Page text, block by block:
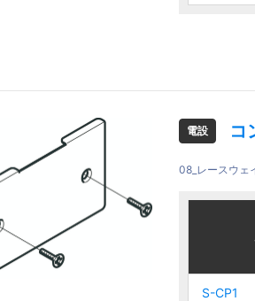
電設 コ
08_レースウェ
ご注文
S-CP1
S-CP1
ご注文
S-CP1
S-CP1